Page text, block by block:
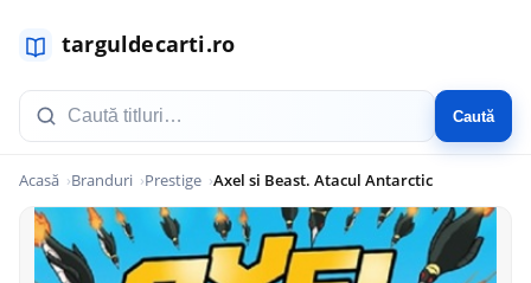
Caută
Acasă Branduri Prestige Axel si Beast. Atacul Antarctic